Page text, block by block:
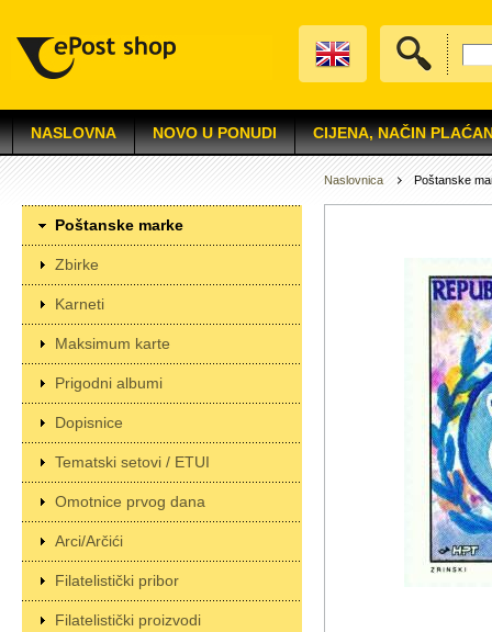
NASLOVNA NOVO U PONUDI CIJENA, NAČIN
Poštanske marke
Zbirke
Karneti
Maksimum karte
Prigodni albumi
Dopisnice
Tematski setovi / ETUI
Omotnice prvog dana
Arci/Arčići
Filatelistički pribor
Filatelistički proizvodi
Naslovnica Poštanske